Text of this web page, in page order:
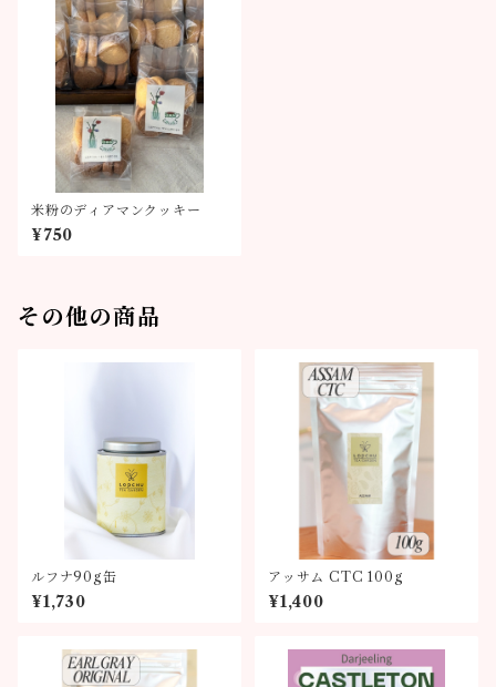
米粉のディアマンクッキー
¥750
その他の商品
ルフナ90g缶
¥1,730
アッサム CTC 100g
¥1,400